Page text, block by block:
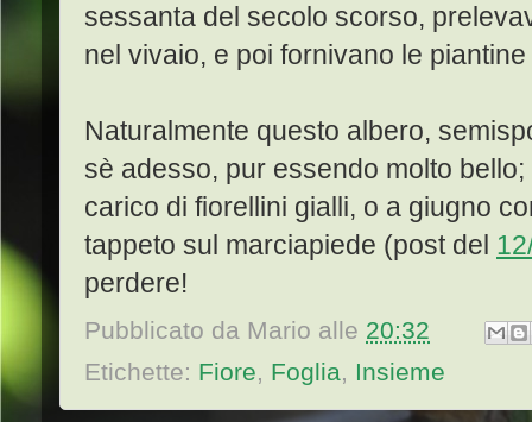
sessanta del secolo scorso,
nel vivaio, e poi fornivano le
Naturalmente questo albero,
sè adesso, pur essendo molto
carico di fiorellini gialli, o a giugno
tappeto sul marciapiede (post del
perdere!
Pubblicato da Mario alle 20:32
Etichette: Fiore, Foglia, Insieme